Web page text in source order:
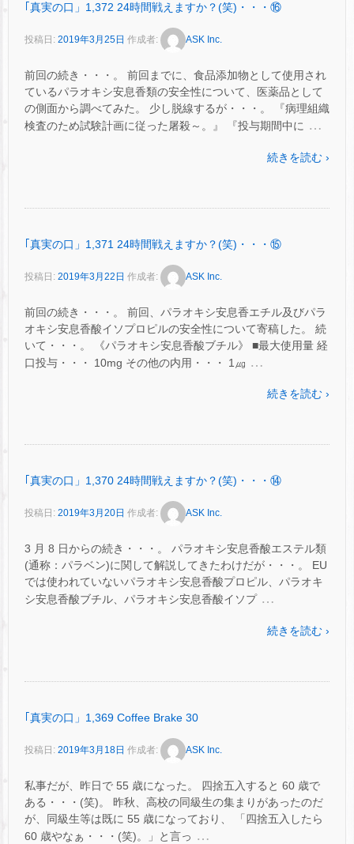
｢真実の口」1,372 24時間戦えますか？(笑)・・・⑯
投稿日: 2019年3月25日 作成者: ASK Inc.
前回の続き・・・。 前回までに、食品添加物として使用され
ているパラオキシ安息香類の安全性について、医薬品として
の側面から調べてみた。 少し脱線するが・・・。 『病理組織
検査のため試験計画に従った屠殺～。』 『投与期間中に …
続きを読む ›
｢真実の口」1,371 24時間戦えますか？(笑)・・・⑮
投稿日: 2019年3月22日 作成者: ASK Inc.
前回の続き・・・。 前回、パラオキシ安息香エチル及びパラ
オキシ安息香酸イソプロピルの安全性について寄稿した。 続
いて・・・。 《パラオキシ安息香酸ブチル》 ■最大使用量 経
口投与・・・ 10mg その他の内用・・・ 1㎍ …
続きを読む ›
｢真実の口」1,370 24時間戦えますか？(笑)・・・⑭
投稿日: 2019年3月20日 作成者: ASK Inc.
3 月 8 日からの続き・・・。 パラオキシ安息香酸エステル類
(通称：パラベン)に関して解説してきたわけだが・・・。 EU
では使われていないパラオキシ安息香酸プロピル、パラオキ
シ安息香酸ブチル、パラオキシ安息香酸イソプ …
続きを読む ›
｢真実の口」1,369 Coffee Brake 30
投稿日: 2019年3月18日 作成者: ASK Inc.
私事だが、昨日で 55 歳になった。 四捨五入すると 60 歳で
ある・・・(笑)。 昨秋、高校の同級生の集まりがあったのだ
が、同級生等は既に 55 歳になっており、 「四捨五入したら
60 歳やなぁ・・・(笑)。」と言っ …